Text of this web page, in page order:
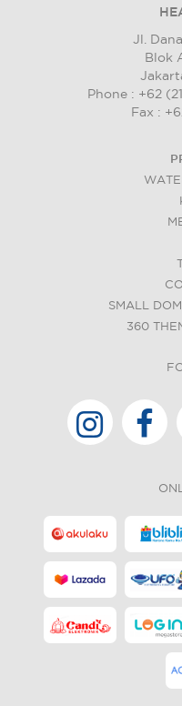
Jl.
Blok
Phone : +62
Fax :
SMALL
360